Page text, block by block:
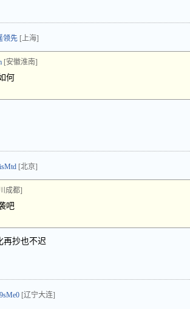
领先 [上海]
[安徽淮南]
何
[北京]
成都]
吧
再抄也不迟
[辽宁大连]